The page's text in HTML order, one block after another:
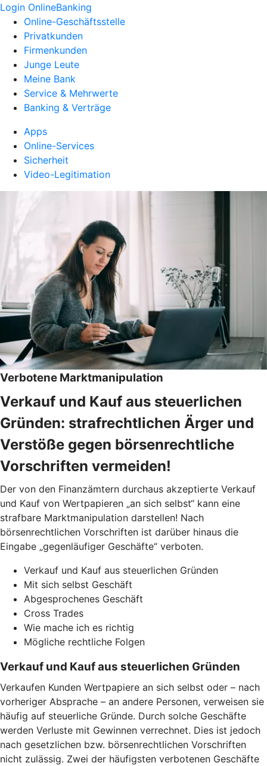
Login OnlineBanking
Online-Geschäftsstelle
Privatkunden
Firmenkunden
Junge Leute
Meine Bank
Service & Mehrwerte
Banking & Verträge
Apps
Online-Services
Sicherheit
Video-Legitimation
Verbotene Marktmanipulation
Verkauf und Kauf aus steuerlichen
Gründen: strafrechtlichen Ärger und
Verstöße gegen börsenrechtliche
Vorschriften vermeiden!
Der von den Finanzämtern durchaus akzeptierte Verkauf
und Kauf von Wertpapieren „an sich selbst“ kann eine
strafbare Marktmanipulation darstellen! Nach
börsenrechtlichen Vorschriften ist darüber hinaus die
Eingabe „gegenläufiger Geschäfte“ verboten.
Verkauf und Kauf aus steuerlichen Gründen
Mit sich selbst Geschäft
Abgesprochenes Geschäft
Cross Trades
Wie mache ich es richtig
Mögliche rechtliche Folgen
Verkauf und Kauf aus steuerlichen Gründen
Verkaufen Kunden Wertpapiere an sich selbst oder – nach
vorheriger Absprache – an andere Personen, verweisen sie
häufig auf steuerliche Gründe. Durch solche Geschäfte
werden Verluste mit Gewinnen verrechnet. Dies ist jedoch
nach gesetzlichen bzw. börsenrechtlichen Vorschriften
nicht zulässig. Zwei der häufigsten verbotenen Geschäfte